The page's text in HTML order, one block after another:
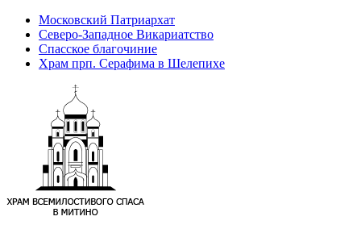
Московский Патриархат
Северо-Западное Викариатство
Спасское благочиние
Храм прп. Серафима в Шелепихе